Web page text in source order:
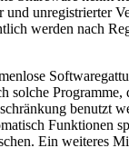
und unregistrierter
werden nach
solche Programme,
benutzt
Funktionen
Ein weiteres